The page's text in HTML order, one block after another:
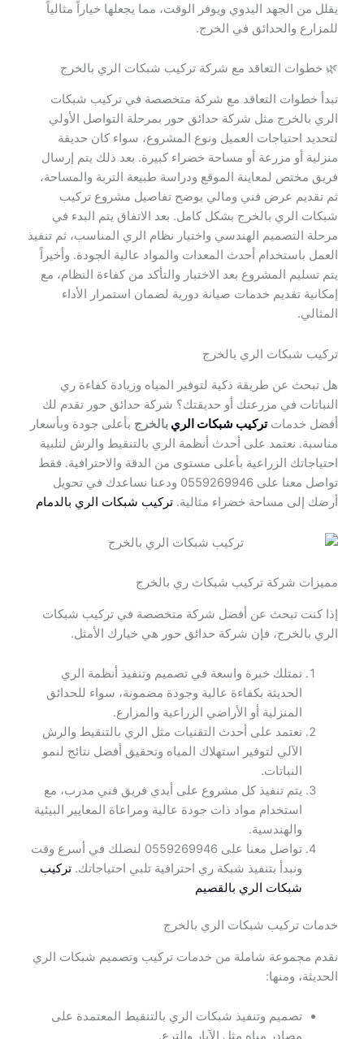
يقلل من الجهد اليدوي ويوفر الوقت، مما يجعلها خياراً مثالياً
للمزارع والحدائق في الخرج.
🌿 خطوات التعاقد مع شركة تركيب شبكات الري بالخرج
تبدأ خطوات التعاقد مع شركة متخصصة في تركيب شبكات
الري بالخرج مثل شركة حدائق حور بمرحلة التواصل الأولي
لتحديد احتياجات العميل ونوع المشروع، سواء كان حديقة
منزلية أو مزرعة أو مساحة خضراء كبيرة. بعد ذلك يتم إرسال
فريق مختص لمعاينة الموقع ودراسة طبيعة التربة والمساحة،
ثم تقديم عرض فني ومالي يوضح تفاصيل مشروع تركيب
شبكات الري بالخرج بشكل كامل. بعد الاتفاق يتم البدء في
مرحلة التصميم الهندسي واختيار نظام الري المناسب، ثم تنفيذ
العمل باستخدام أحدث المعدات والمواد عالية الجودة. وأخيراً
يتم تسليم المشروع بعد الاختبار والتأكد من كفاءة النظام، مع
إمكانية تقديم خدمات صيانة دورية لضمان استمرار الأداء
المثالي.
تركيب شبكات الري بالخرج
هل تبحث عن طريقة ذكية لتوفير المياه وزيادة كفاءة ري
النباتات في مزرعتك أو حديقتك؟ شركة حدائق حور تقدم لك
أفضل خدماتتركيب شبكات الري بالخرج بأعلى جودة وبأسعار
مناسبة. نعتمد على أحدث أنظمة الري بالتنقيط والرش لتلبية
احتياجاتك الزراعية بأعلى مستوى من الدقة والاحترافية. فقط
تواصل معنا على 0559269946 ودعنا نساعدك في تحويل
أرضك إلى مساحة خضراء مثالية.تركيب شبكات الري بالدمام
مميزات شركة تركيب شبكات ري بالخرج
إذا كنت تبحث عن أفضل شركة متخصصة في تركيب شبكات
الري بالخرج، فإن شركة حدائق حور هي خيارك الأمثل.
نمتلك خبرة واسعة في تصميم وتنفيذ أنظمة الري
الحديثة بكفاءة عالية وجودة مضمونة، سواء للحدائق
المنزلية أو الأراضي الزراعية والمزارع.
نعتمد على أحدث التقنيات مثل الري بالتنقيط والرش
الآلي لتوفير استهلاك المياه وتحقيق أفضل نتائج لنمو
النباتات.
يتم تنفيذ كل مشروع على أيدي فريق فني مدرب، مع
استخدام مواد ذات جودة عالية ومراعاة المعايير البيئية
والهندسية.
تواصل معنا على 0559269946 لنصلك في أسرع وقت
ونبدأ بتنفيذ شبكة ري احترافية تلبي احتياجاتك.تركيب
شبكات الري بالقصيم
خدمات تركيب شبكات الري بالخرج
نقدم مجموعة شاملة من خدمات تركيب وتصميم شبكات الري
الحديثة، ومنها:
تصميم وتنفيذ شبكات الري بالتنقيط المعتمدة على
مصادر مياه مثل الآبار والترع.